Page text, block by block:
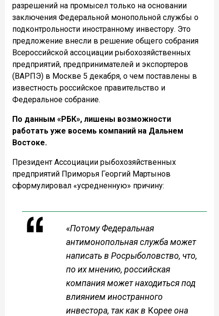
разрешений на промысел только на основании
заключения Федеральной монопольной службы о
подконтрольности иностранному инвестору. Это
предложение внесли в решение общего собрания
Всероссийской ассоциации рыбохозяйственных
предприятий, предпринимателей и экспортеров
(ВАРПЭ) в Москве 5 декабря, о чем поставлены в
известность российское правительство и
Федеральное собрание.
По данным «РБК», лишены возможности
работать уже восемь компаний на Дальнем
Востоке.
Президент Ассоциации рыбохозяйственных
предприятий Приморья Георгий Мартынов
сформулировал «усредненную» причину:
«Потому Федеральная
антимонопольная служба может
написать в Росрыболовство, что,
по их мнению, российская
компания может находиться под
влиянием иностранного
инвестора, так как в Корее она